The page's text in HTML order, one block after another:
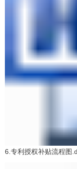
6.专利授权补贴流程图